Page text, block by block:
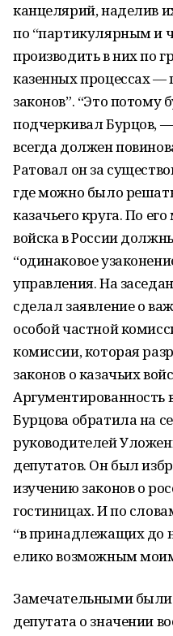
канцелярий, наделив
по “партикулярным и
производить в них по
казенных процессах —
законов”. “Это потому
подчеркивал Бурцов,
всегда дол­жен
Ратовал он за
где можно было
казачьего круга. По
войска в России
“одинаковое
управления. На
сделал заявление о
особой частной
комиссии, которая
законов о казачьих
Аргументированность
Бурцова обратила на
руководителей
депутатов. Он был
изучению законов о
гостиницах. И по
“в принадлежащих до
елико возможным
Замечательными были
депутата о значении